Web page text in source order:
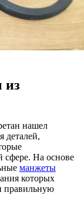
из
нашел
деталей,
сфере. На основе
манжеты
которых
правильную